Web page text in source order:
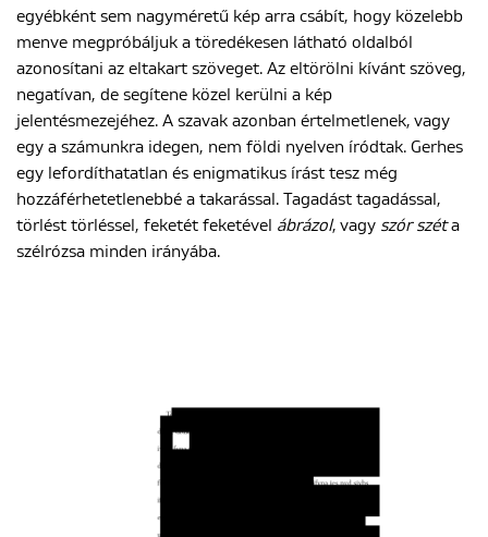
egyébként sem nagyméretű kép arra csábít, hogy közelebb
menve megpróbáljuk a töredékesen látható oldalból
azonosítani az eltakart szöveget. Az eltörölni kívánt szöveg,
negatívan, de segítene közel kerülni a kép
jelentésmezejéhez. A szavak azonban értelmetlenek, vagy
egy a számunkra idegen, nem földi nyelven íródtak. Gerhes
egy lefordíthatatlan és enigmatikus írást tesz még
hozzáférhetetlenebbé a takarással. Tagadást tagadással,
törlést törléssel, feketét feketével ábrázol, vagy szór széta
szélrózsa minden irányába.